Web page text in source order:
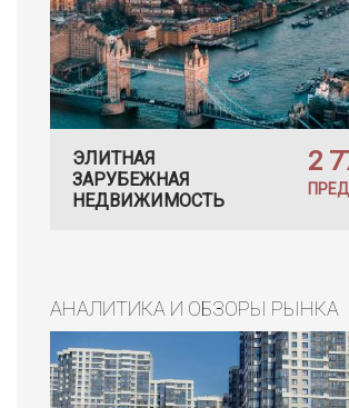
ЭЛИТНАЯ
ЗАРУБЕЖНАЯ
НЕДВИЖИМОСТЬ
2
АНАЛИТИКА И ОБЗОРЫ РЫНКА